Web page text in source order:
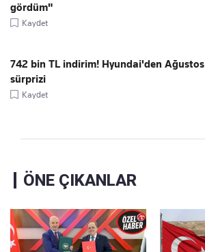
gördüm"
Kaydet
742 bin TL indirim! Hyundai'den Ağustos
sürprizi
Kaydet
ÖNE ÇIKANLAR